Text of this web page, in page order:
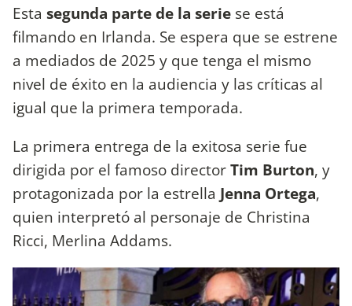
Esta segunda parte de la serie se está
filmando en Irlanda. Se espera que se estrene
a mediados de 2025 y que tenga el mismo
nivel de éxito en la audiencia y las críticas al
igual que la primera temporada.
La primera entrega de la exitosa serie fue
dirigida por el famoso directorTim Burton, y
protagonizada por la estrella Jenna Ortega,
quien interpretó al personaje de Christina
Ricci, Merlina Addams.